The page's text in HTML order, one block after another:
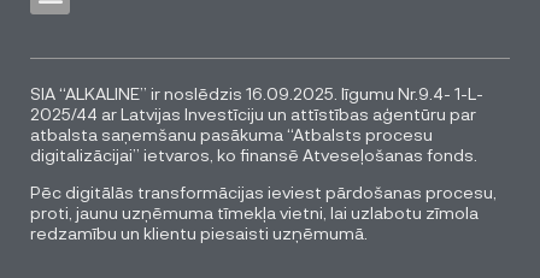
SIA “ALKALINE” ir noslēdzis 16.09.2025. līgumu Nr.9.4- 1-L-
2025/44 ar Latvijas Investīciju un attīstības aģentūru par
atbalsta saņemšanu pasākuma “Atbalsts procesu
digitalizācijai” ietvaros, ko finansē Atveseļošanas fonds.
Pēc digitālās transformācijas ieviest pārdošanas procesu,
proti, jaunu uzņēmuma tīmekļa vietni, lai uzlabotu zīmola
redzamību un klientu piesaisti uzņēmumā.